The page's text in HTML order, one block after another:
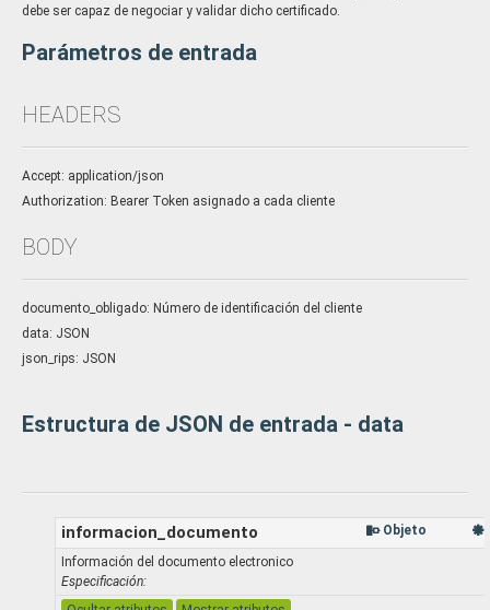
debe ser capaz de negociar y validar dicho certificado.
Parámetros de entrada
HEADERS
Accept: application/json
Authorization: Bearer Token asignado a cada cliente
BODY
documento_obligado: Número de identificación del cliente
data: JSON
json_rips: JSON
Estructura de JSON de entrada - data
informacion_documento Objeto
Información del documento electronico
Especificación: